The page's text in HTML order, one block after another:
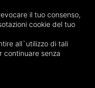
il tuo consenso,
cookie del tuo
all`utilizzo di tali
continuare senza